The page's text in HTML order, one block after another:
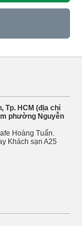
Tp. HCM (địa chỉ
phường Nguyễn
Hoàng Tuấn.
Khách sạn A25